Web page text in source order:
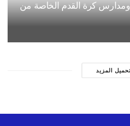
ومدارس كرة القدم الخاصة من
المزيد